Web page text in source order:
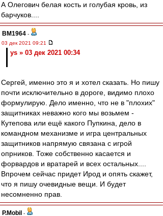
А Олегович белая кость и голубая кровь, из
барчуков....
BM1964 -
03 дек 2021 09:21
ys » 03 дек 2021 00:34
Сергей, именно это я и хотел сказать. Но пишу
почти исключительно в дороге, видимо плохо
формулирую. Дело именно, что не в "плохих"
защитниках неважно кого мы возьмем -
Кутепова или ещё какого Пупкина, дело в
командном механизме и игра центральных
защитников напрямую связана с игрой
опрников. Тоже собственно касается и
форвардов и вратарей и всех остальных....
Впрочем сейчас придет Ирод и опять скажет,
что я пишу очевидные вещи. И будет
несомненно прав.
P.Mobil -